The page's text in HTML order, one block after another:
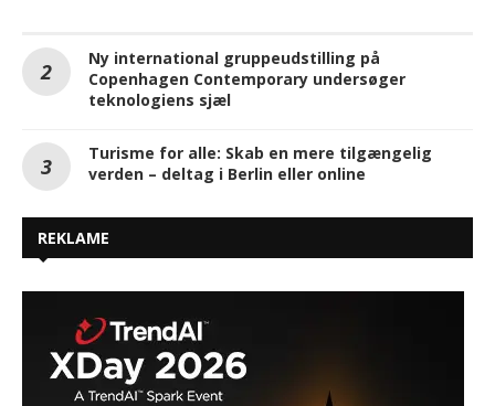
Ny international gruppeudstilling på
Copenhagen Contemporary undersøger
teknologiens sjæl
Turisme for alle: Skab en mere tilgængelig
verden – deltag i Berlin eller online
REKLAME